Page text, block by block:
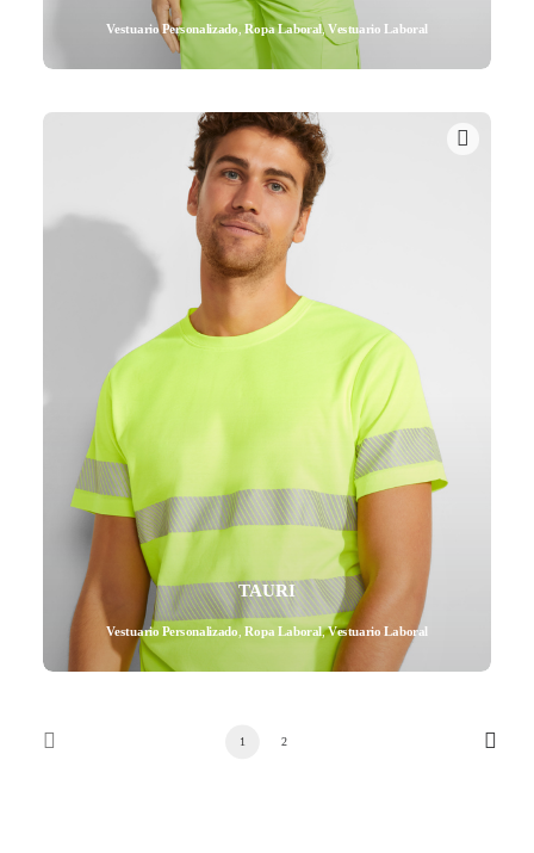
Vestuario Personalizado, Ropa Laboral, Vestuario Laboral
TAURI
Vestuario Personalizado, Ropa Laboral, Vestuario Laboral
1 2